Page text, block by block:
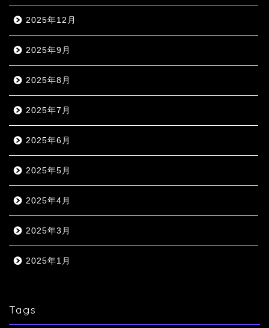
2025年12月
2025年9月
2025年8月
2025年7月
2025年6月
2025年5月
2025年4月
2025年3月
2025年1月
Tags